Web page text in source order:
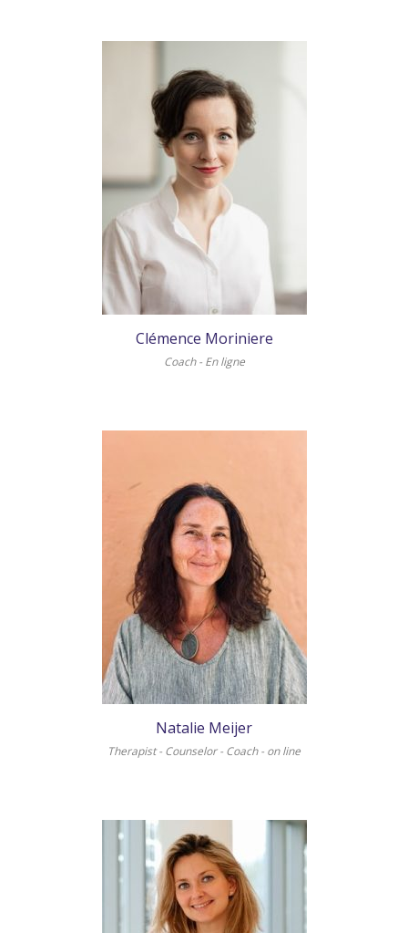
Clémence Moriniere
Coach - En ligne
Natalie Meijer
Therapist - Counselor - Coach - on line